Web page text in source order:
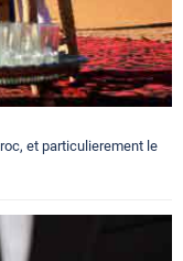
et particulierement le